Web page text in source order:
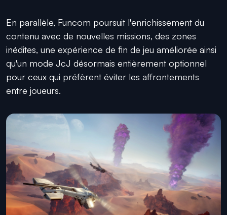
En parallèle, Funcom poursuit l'enrichissement du
contenu avec de nouvelles missions, des zones
inédites, une expérience de fin de jeu améliorée ainsi
qu'un mode JcJ désormais entièrement optionnel
pour ceux qui préfèrent éviter les affrontements
entre joueurs.